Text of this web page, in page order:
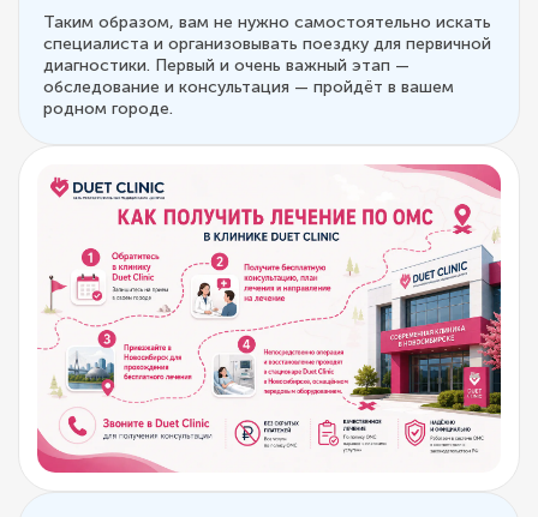
Таким образом, вам не нужно самостоятельно искать
специалиста и организовывать поездку для первичной
диагностики. Первый и очень важный этап —
обследование и консультация — пройдёт в вашем
родном городе.